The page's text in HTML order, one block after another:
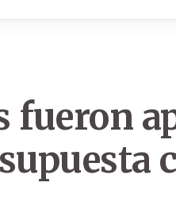
fueron